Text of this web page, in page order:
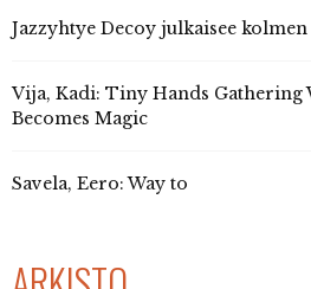
Jazzyhtye Decoy julkaisee
Vija, Kadi: Tiny Hands Gathering
Becomes Magic
Savela, Eero: Way to